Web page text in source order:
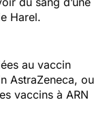
Harel.
au vaccin
AstraZeneca, ou
vaccins à ARN